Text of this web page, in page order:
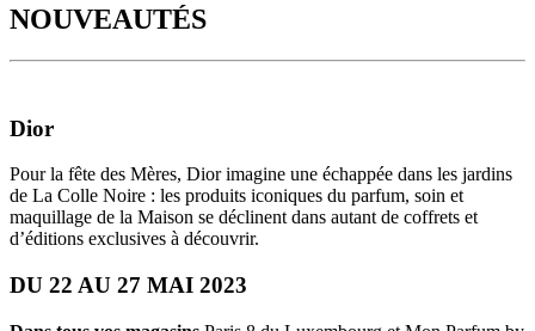
NOUVEAUTÉS
Dior
Pour la fête des Mères, Dior imagine une échappée dans les jardins
de La Colle Noire : les produits iconiques du parfum, soin et
maquillage de la Maison se déclinent dans autant de coffrets et
d’éditions exclusives à découvrir.
DU 22 AU 27 MAI 2023